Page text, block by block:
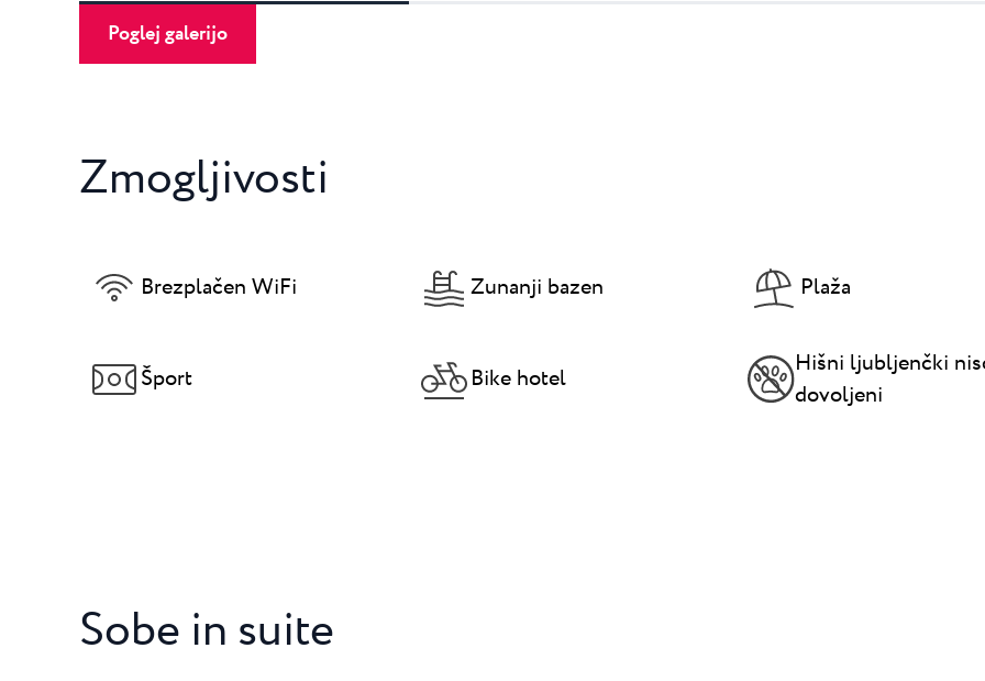
Poglej galerijo
Zmogljivosti
Brezplačen WiFi Zunanji bazen Plaža
Šport Bike hotel
Hišni ljubljenčki
dovoljeni
Sobe in suite